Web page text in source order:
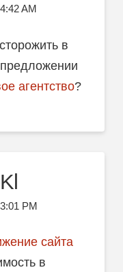
AM
в
агентство?
PM
сайта
в